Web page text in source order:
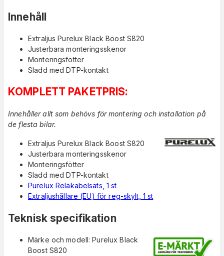
Innehåll
Extraljus Purelux Black Boost S820
Justerbara monteringsskenor
Monteringsfötter
Sladd med DTP-kontakt
KOMPLETT PAKETPRIS:
Innehåller allt som behövs för montering och installation på
de flesta bilar.
Extraljus Purelux Black Boost S820
Justerbara monteringsskenor
Monteringsfötter
Sladd med DTP-kontakt
Purelux Reläkabelsats, 1 st
Extraljushållare (EU) för reg-skylt, 1 st
Teknisk specifikation
Märke och modell: Purelux Black
Boost S820